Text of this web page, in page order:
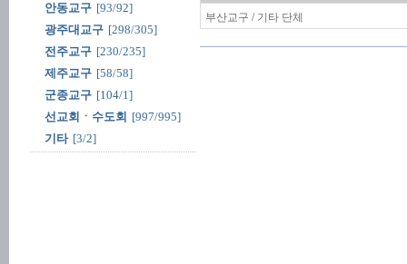
안동교구 [93/92]
광주대교구 [298/305]
전주교구 [230/235]
제주교구 [58/58]
군종교구 [104/1]
선교회ㆍ수도회 [997/995]
기타 [3/2]
부산교구 / 기타 단체